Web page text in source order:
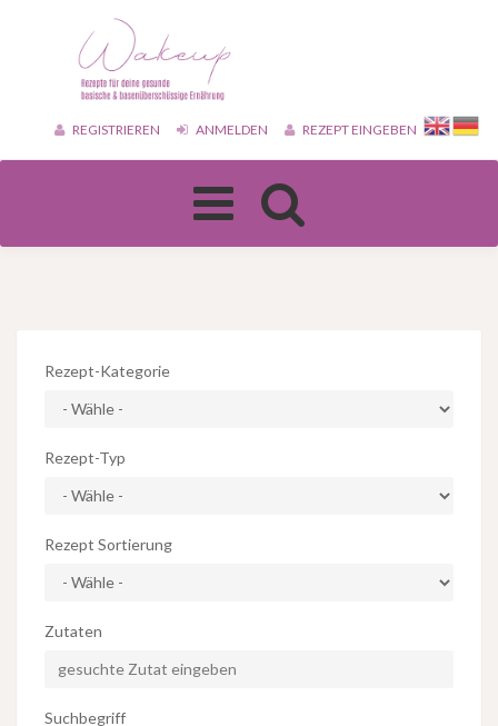
REGISTRIEREN ANMELDEN REZEPT EINGEBEN
Toggle
navigation
Rezept-Kategorie
Rezept-Typ
Rezept Sortierung
Zutaten
Suchbegriff